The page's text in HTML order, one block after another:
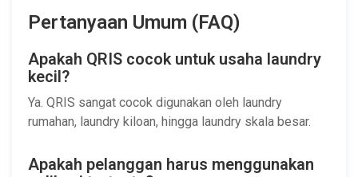
Pertanyaan Umum (FAQ)
Apakah QRIS cocok untuk usaha laundry
kecil?
Ya. QRIS sangat cocok digunakan oleh laundry
rumahan, laundry kiloan, hingga laundry skala besar.
Apakah pelanggan harus menggunakan